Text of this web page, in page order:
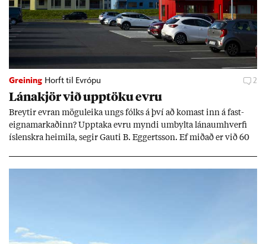
Greining Horft til Evrópu 2
Lána­kjör við upp­töku evru
Breyt­ir evr­an mögu­leika ungs fólks á því að kom­ast inn á fast­
eigna­mark­að­inn? Upp­taka evru myndi um­bylta lánaum­hverfi
ís­lenskra heim­ila, seg­ir Gauti B. Eggerts­son. Ef mið­að er við 60